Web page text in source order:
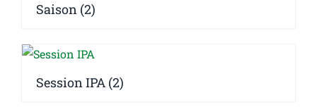
Saison (2)
Session IPA (2)